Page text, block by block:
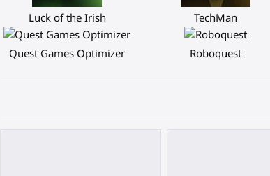
Luck of the Irish TechMan
Quest Games Optimizer Roboquest